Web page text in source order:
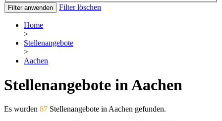
Filter anwenden Filter löschen
Home
>
Stellenangebote
>
Aachen
Stellenangebote in Aachen
Es wurden 87 Stellenangebote in Aachen gefunden.